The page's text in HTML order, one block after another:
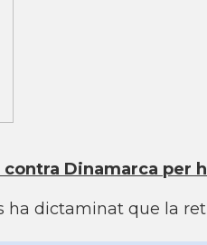
Dinamarca per
dictaminat que la